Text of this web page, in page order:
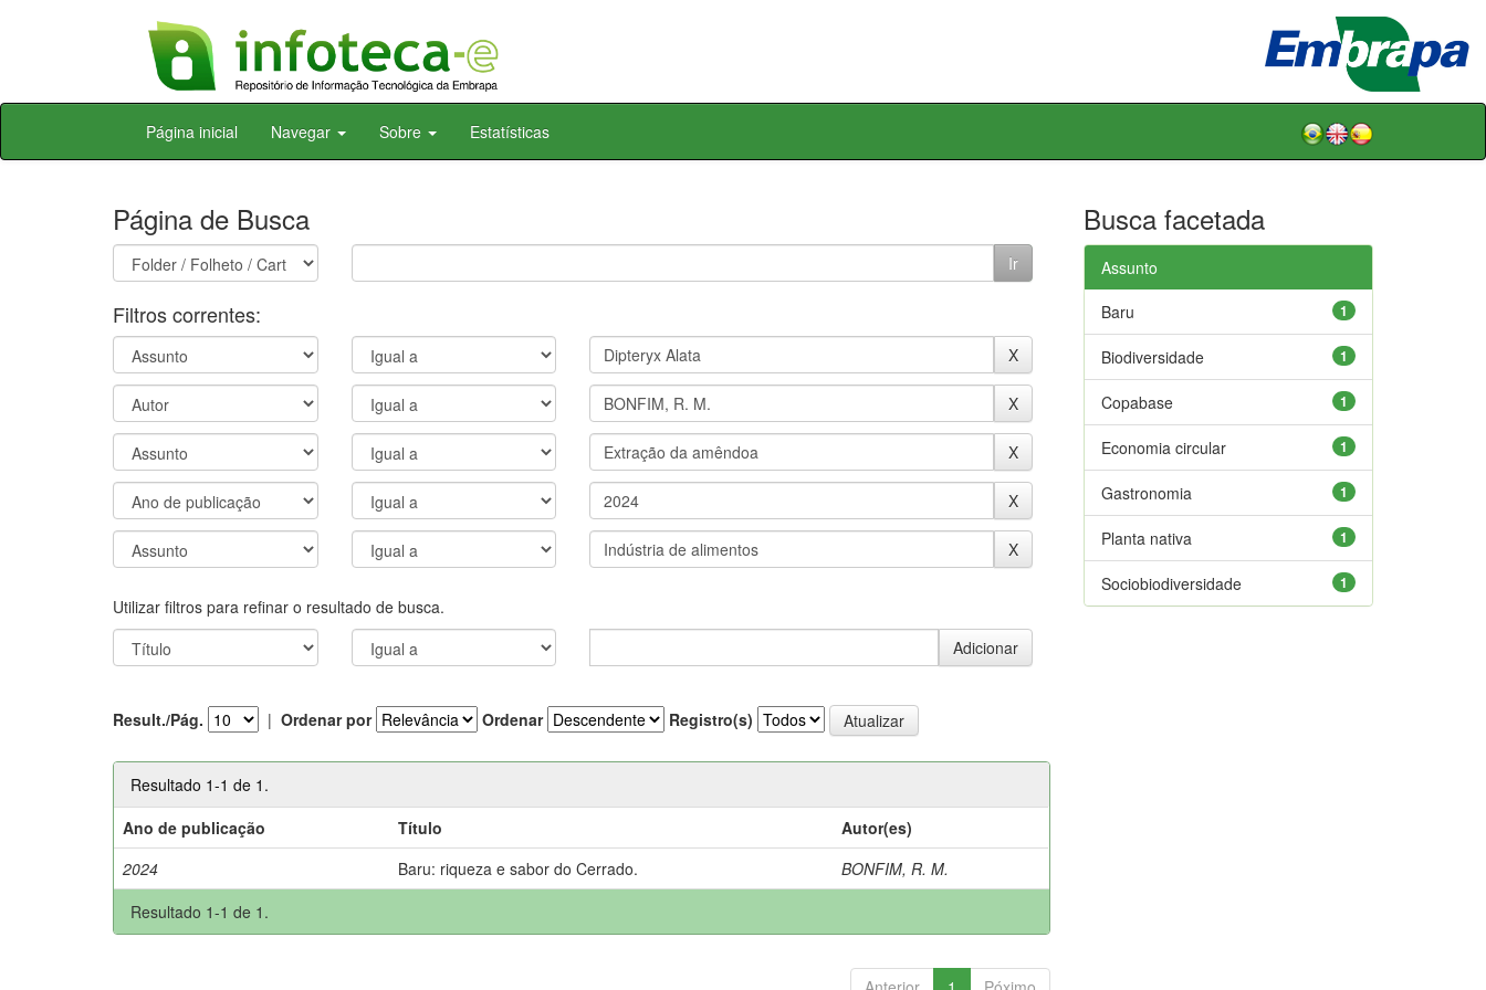
Skip
Página inicial Navegar Sobre Estatísticas
Página de Busca
Filtros correntes:
Utilizar filtros para refinar o resultado de busca.
Result./Pág. | Ordenar por Ordenar Registro(s)
Resultado 1-1 de 1.
Ano de publicação
Título
Autor(es)
2024
Baru: riqueza e sabor do Cerrado.
BONFIM, R. M.
Resultado 1-1 de 1.
Busca facetada
Assunto
1
Baru
1
Biodiversidade
1
Copabase
1
Economia circular
1
Gastronomia
1
Planta nativa
1
Sociobiodiversidade